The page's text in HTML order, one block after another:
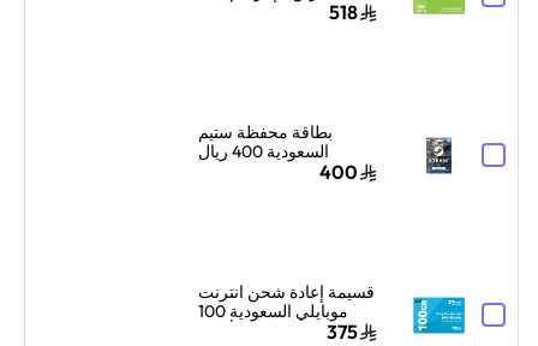
518
بطاقة محفظة ستيم
السعودية 400 ريال
سعودي إرسال الكود400
قسيمة إعادة شحن انترنت
موبايلي السعودية 100
375